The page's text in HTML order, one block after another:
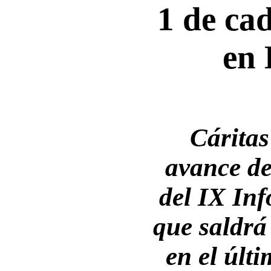
1 de
en
avance
del IX
que
en el